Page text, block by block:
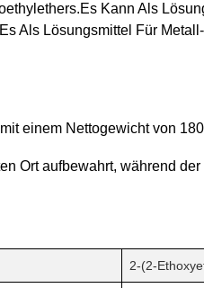
Kann Als
Als Lösungsmittel Für
einem Nettogewicht von
Ort aufbewahrt, während
2-(2-